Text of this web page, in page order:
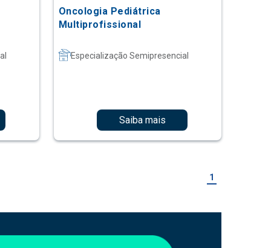
Oncologia Pediátrica
Multiprofissional
Especialização Semipresencial
Saiba mais
1